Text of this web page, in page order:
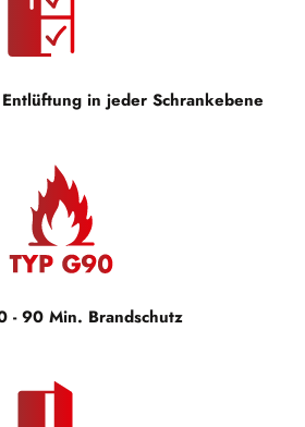
in jeder Schrankebene
- 90 Min. Brandschutz